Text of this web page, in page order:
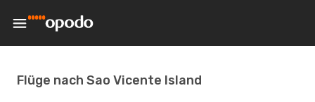
Flüge nach Sao Vicente Island